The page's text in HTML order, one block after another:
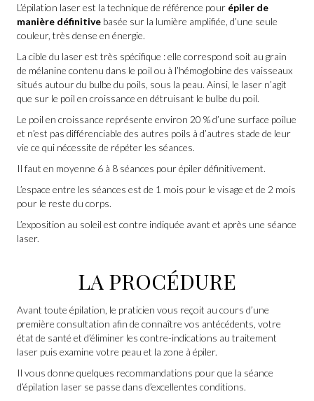
L’épilation laser est la technique de référence pour épiler de
manière définitive basée sur la lumière amplifiée, d’une seule
couleur, très dense en énergie.
La cible du laser est très spécifique : elle correspond soit au grain
de mélanine contenu dans le poil ou à l’hémoglobine des vaisseaux
situés autour du bulbe du poils, sous la peau. Ainsi, le laser n’agit
que sur le poil en croissance en détruisant le bulbe du poil.
Le poil en croissance représente environ 20 % d’une surface poilue
et n’est pas différenciable des autres poils à d’autres stade de leur
vie ce qui nécessite de répéter les séances.
Il faut en moyenne 6 à 8 séances pour épiler définitivement.
L’espace entre les séances est de 1 mois pour le visage et de 2 mois
pour le reste du corps.
L’exposition au soleil est contre indiquée avant et après une séance
laser.
LA PROCÉDURE
Avant toute épilation, le praticien vous reçoit au cours d’une
première consultation afin de connaître vos antécédents, votre
état de santé et d’éliminer les contre-indications au traitement
laser puis examine votre peau et la zone à épiler.
Il vous donne quelques recommandations pour que la séance
d’épilation laser se passe dans d’excellentes conditions.